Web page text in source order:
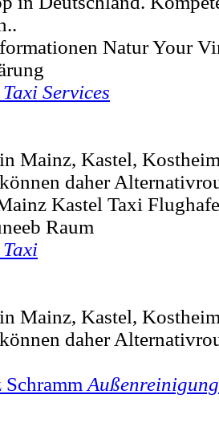
Natur Your
Taxi Services
Mainz, Kastel,
daher
Kastel Taxi
Raum
Taxi
Mainz, Kastel,
daher
Außenreinigung